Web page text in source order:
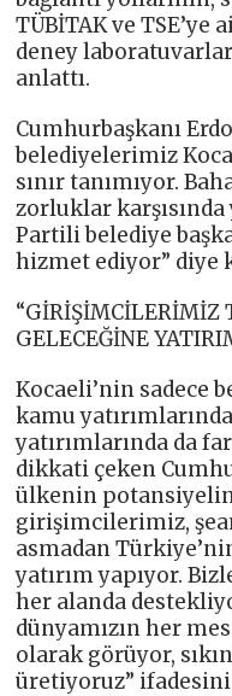
TÜBİTAK ve
deney
anlattı.
Cumhurbaşkanı
belediyelerimiz
sınır tanımıyor.
zorluklar
Partili belediye
hizmet ediyor” diye
“GİRİŞİMCİLERİMİZ
GELECEĞİNE
Kocaeli’nin sadece
kamu
yatırımlarında da
dikkati çeken
ülkenin
girişimcilerimiz,
asmadan
yatırım yapıyor.
her alanda
dünyamızın her
olarak görüyor,
üretiyoruz” ifadesini